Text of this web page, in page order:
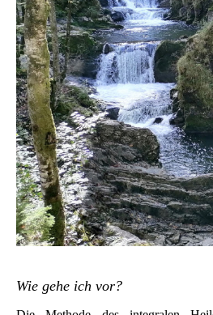
Wie gehe ich vor?